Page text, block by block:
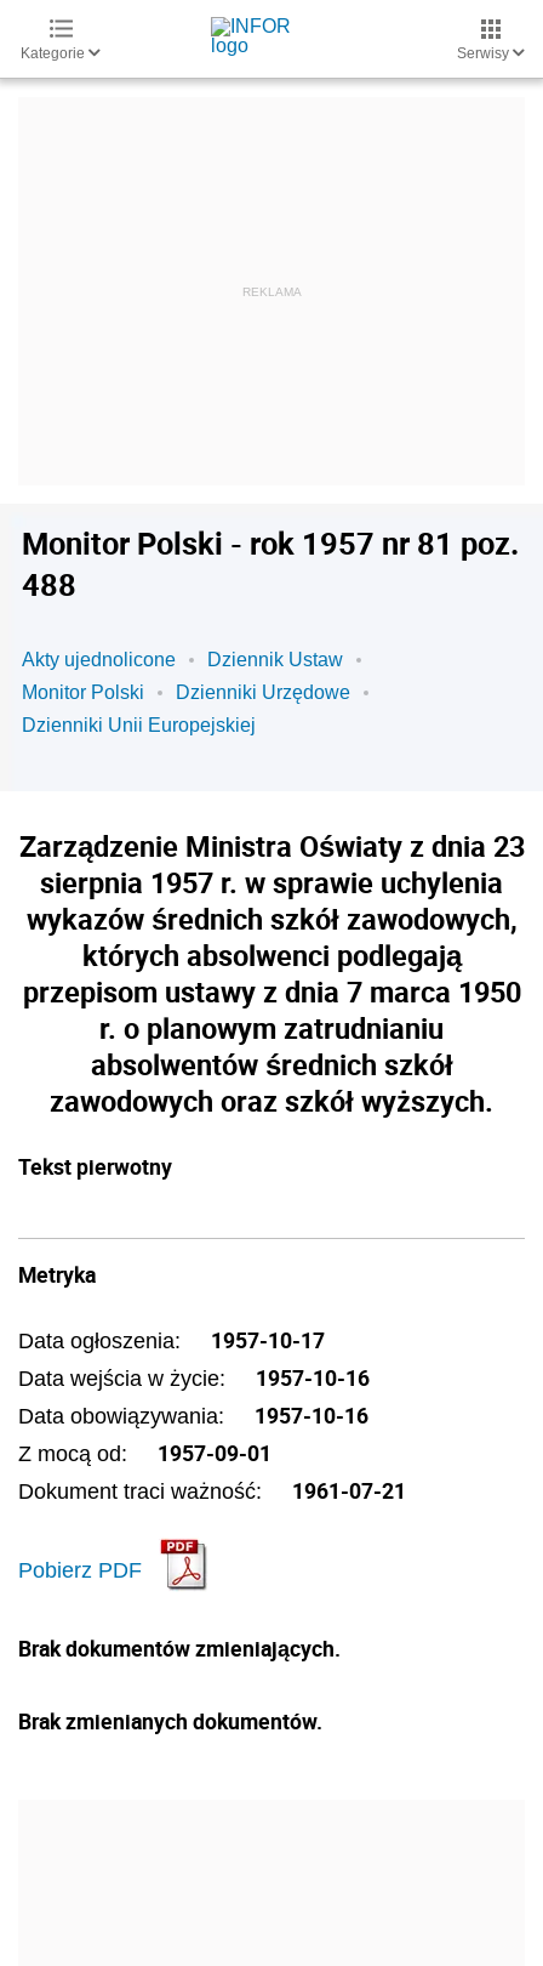
Kategorie Serwisy
Monitor Polski - rok 1957 nr 81 poz.
488
Akty ujednolicone
Dziennik Ustaw
Monitor Polski
Dzienniki Urzędowe
Dzienniki Unii Europejskiej
Zarządzenie Ministra Oświaty z dnia 23
sierpnia 1957 r. w sprawie uchylenia
wykazów średnich szkół zawodowych,
których absolwenci podlegają
przepisom ustawy z dnia 7 marca 1950
r. o planowym zatrudnianiu
absolwentów średnich szkół
zawodowych oraz szkół wyższych.
Tekst pierwotny
Metryka
Data ogłoszenia: 1957-10-17
Data wejścia w życie: 1957-10-16
Data obowiązywania: 1957-10-16
Z mocą od: 1957-09-01
Dokument traci ważność: 1961-07-21
Pobierz PDF
Brak dokumentów zmieniających.
Brak zmienianych dokumentów.